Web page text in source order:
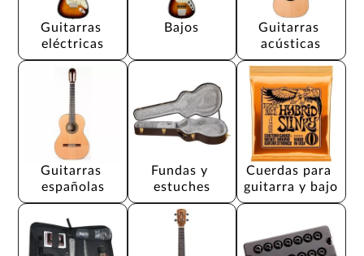
Guitarras
eléctricas
Bajos
Guitarras
acústicas
Guitarras
españolas
Fundas y
estuches
Cuerdas para
guitarra y bajo